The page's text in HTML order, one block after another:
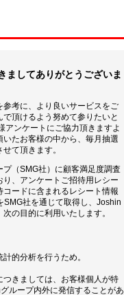
ましてありがとうございま
考に、より良いサービスをご
頂けるよう努めて参りたいと
アンケートにご協力頂きますよ
たお客様の中から、毎月抽選
て頂きます。
（SMG社）に顧客満足度調査
、アンケートご招待用レシー
コードに含まれるレシート情報
SMG社を通じて取得し、Joshin
の目的に利用いたします。
的分析を行うため。
きましては、お客様個人が特
ループ内外に発信することがあ